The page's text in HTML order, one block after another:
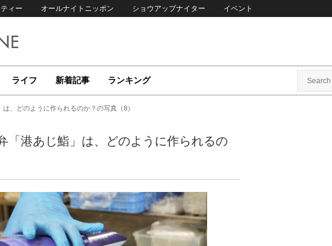
ィー オールナイトニッポン ショウアップナイター イベント
ライフ 新着記事 ランキング
、どのように作られるのか？の写真（8）
港あじ鮨」は、どのように作られるの